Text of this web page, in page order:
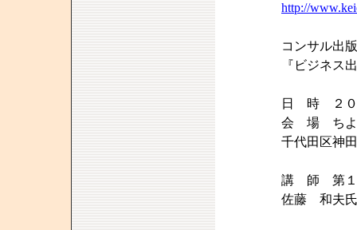
http://
コンサル出
『ビジネス
日 時 ２０
会 場 ちよ
千代田区神
講 師 第１
佐藤 和夫氏